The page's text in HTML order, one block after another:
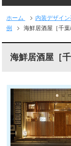
ホーム 内装デザイン
例
海鮮居酒屋［千
海鮮居酒屋［